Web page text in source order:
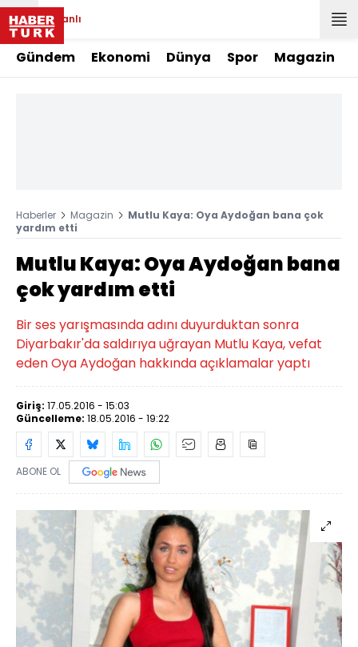
Canlı
Gündem Ekonomi Dünya Spor Magazin
Haberler Magazin
Mutlu Kaya: Oya Aydoğan bana çok
yardım etti
Mutlu Kaya: Oya Aydoğan bana
çok yardım etti
Bir ses yarışmasında adını duyurduktan sonra
Diyarbakır'da saldırıya uğrayan Mutlu Kaya, vefat
eden Oya Aydoğan hakkında açıklamalar yaptı
Giriş: 17.05.2016 - 15:03
Güncelleme: 18.05.2016 - 19:22
ABONE OL